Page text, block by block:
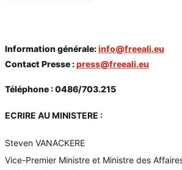
Information générale:info@freeali.eu
Contact Presse :press@freeali.eu
Téléphone : 0486/703.215
ECRIRE AU MINISTERE :
Steven VANACKERE
Vice-Premier Ministre et Ministre des